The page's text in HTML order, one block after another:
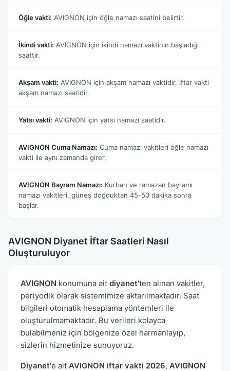
Öğle vakti: AVIGNON için öğle namazı saatini belirtir.
İkindi vakti: AVIGNON için ikindi namazı vaktinin başladığı
saattir.
Akşam vakti: AVIGNON için akşam namazı vaktidir. İftar vakti
akşam namazı saatidir.
Yatsı vakti: AVIGNON için yatsı namazı saatidir.
AVIGNON Cuma Namazı: Cuma namazı vakitleri öğle namazı
vakti ile aynı zamanda girer.
AVIGNON Bayram Namazı: Kurban ve ramazan bayramı
namazı vakitleri, güneş doğduktan 45-50 dakika sonra
başlar.
AVIGNON Diyanet İftar Saatleri Nasıl
Oluşturuluyor
AVIGNON konumuna ait diyanet'ten alınan vakitler,
periyodik olarak sistemimize aktarılmaktadır. Saat
bilgileri otomatik hesaplama yöntemleri ile
oluşturulmamaktadır. Bu verileri kolayca
bulabilmeniz için bölgenize özel harmanlayıp,
sizlerin hizmetinize sunuyoruz.
Diyanet'e ait AVIGNON iftar vakti 2026, AVIGNON